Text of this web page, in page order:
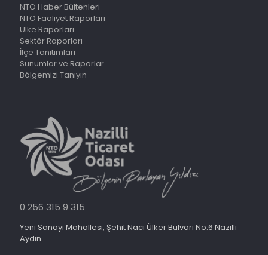
NTO Haber Bültenleri
NTO Faaliyet Raporları
Ülke Raporları
Sektör Raporları
İlçe Tanıtımları
Sunumlar ve Raporlar
Bölgemizi Tanıyın
0 256 315 9 315
Yeni Sanayi Mahallesi, Şehit Naci Ülker Bulvarı No:6 Nazilli
Aydın